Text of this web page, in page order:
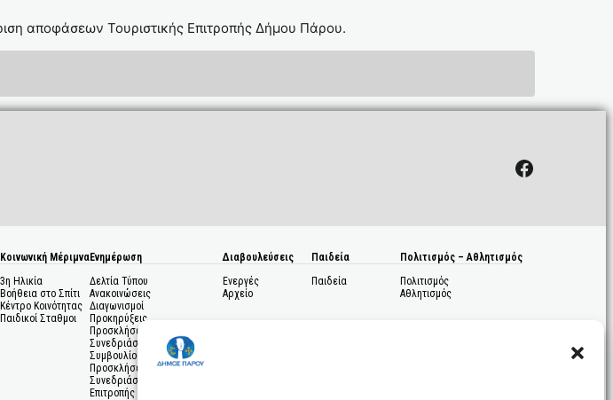
αποφάσεων Τουριστικής Επιτροπής Δήμου Πάρου.
Facebook
Κοινωνική Μέριμνα
3η Ηλικία
Βοήθεια στο Σπίτι
Κέντρο Κοινότητας
Παιδικοί Σταθμοι
Ενημέρωση
Δελτία Τύπου
Ανακοινώσεις
Διαγωνισμοί
Προκηρύξεις
Προσκλήσεις σε
Συνεδριάσεις Δημοτικού
Συμβουλίου
Προσκλήσεις σε
Συνεδριάσεις Δημοτικής
Επιτροπής
Διαβουλεύσεις
Ενεργές
Αρχείο
Παιδεία
Παιδεία
Πολιτισμός – Αθλητισμός
Πολιτισμός
Αθλητισμός